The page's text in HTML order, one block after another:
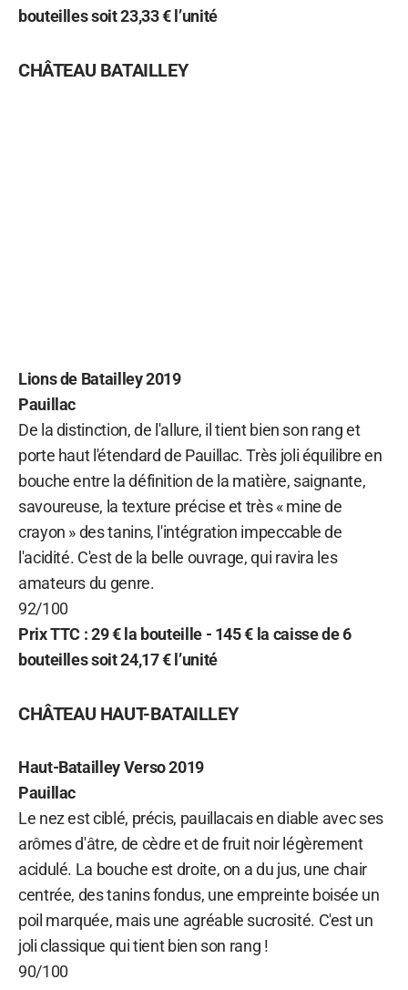
bouteilles soit 23,33 € l’unité
CHÂTEAU BATAILLEY
Lions de Batailley 2019
Pauillac
De la distinction, de l'allure, il tient bien son rang et
porte haut l'étendard de Pauillac. Très joli équilibre en
bouche entre la définition de la matière, saignante,
savoureuse, la texture précise et très « mine de
crayon » des tanins, l'intégration impeccable de
l'acidité. C'est de la belle ouvrage, qui ravira les
amateurs du genre.
92/100
Prix TTC : 29 € la bouteille - 145 € la caisse de 6
bouteilles soit 24,17 € l’unité
CHÂTEAU HAUT-BATAILLEY
Haut-Batailley Verso2019
Pauillac
Le nez est ciblé, précis, pauillacais en diable avec ses
arômes d'âtre, de cèdre et de fruit noir légèrement
acidulé. La bouche est droite, on a du jus, une chair
centrée, des tanins fondus, une empreinte boisée un
poil marquée, mais une agréable sucrosité. C'est un
joli classique qui tient bien son rang !
90/100